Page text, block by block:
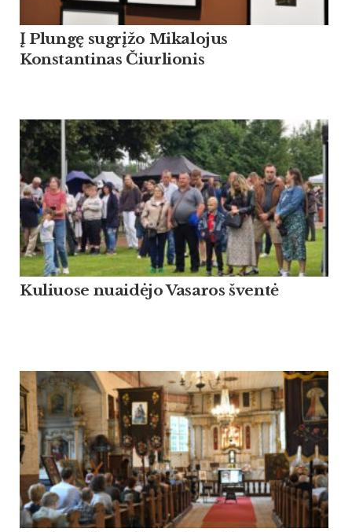
Į Plungę sugrįžo Mikalojus
Konstantinas Čiurlionis
Kuliuose nuaidėjo Vasaros šventė